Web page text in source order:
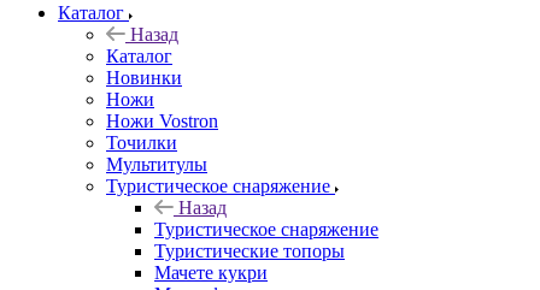
Каталог
Назад
Каталог
Новинки
Ножи
Ножи Vostron
Точилки
Мультитулы
Туристическое снаряжение
Назад
Туристическое снаряжение
Туристические топоры
Мачете кукри